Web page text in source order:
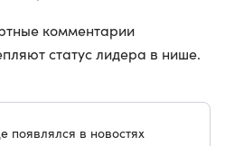
комментарии
статус лидера в нише.
появлялся в новостях